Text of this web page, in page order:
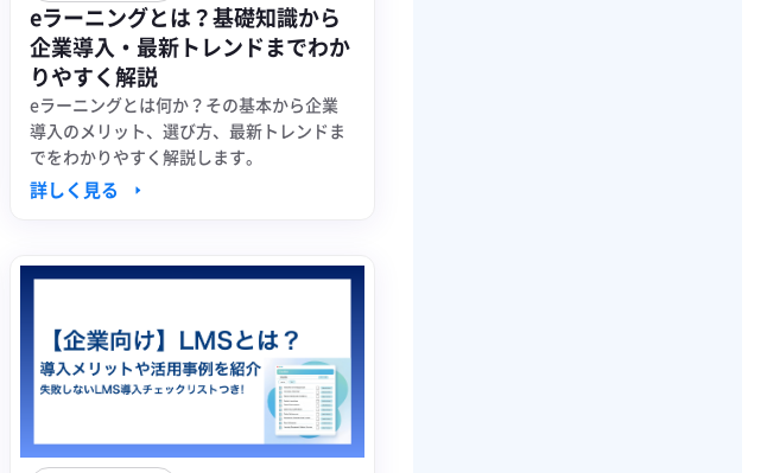
eラーニングとは？基礎知識から
企業導入・最新トレンドまでわか
りやすく解説
eラーニングとは何か？その基本から企業
導入のメリット、選び方、最新トレンドま
でをわかりやすく解説します。
詳しく見る